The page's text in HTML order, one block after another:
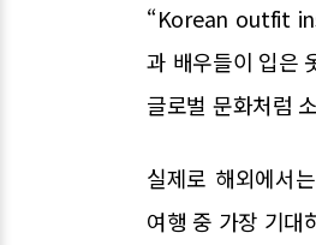
“Korean outfit
과 배우들이 입은
글로벌 문화처럼
실제로 해외에서
여행 중 가장 기대